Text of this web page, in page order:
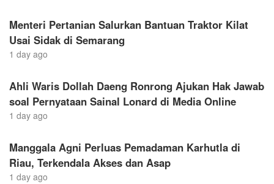
Menteri Pertanian Salurkan Bantuan Traktor Kilat
Usai Sidak di Semarang
1 day ago
Ahli Waris Dollah Daeng Ronrong Ajukan Hak Jawab
soal Pernyataan Sainal Lonard di Media Online
1 day ago
Manggala Agni Perluas Pemadaman Karhutla di
Riau, Terkendala Akses dan Asap
1 day ago